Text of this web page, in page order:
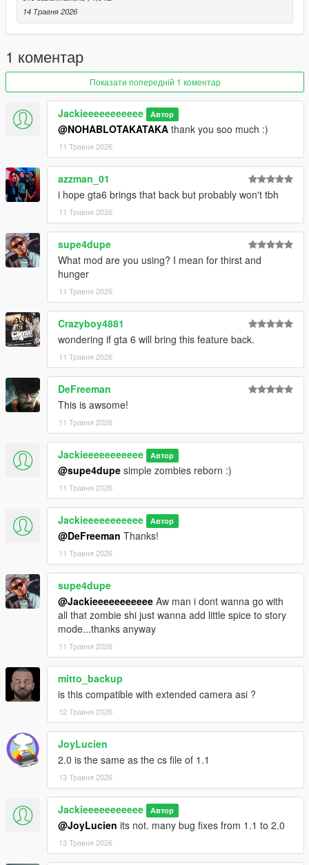
14 Травня 2026
1 коментар
Показати попередній 1 коментар
Jackieeeeeeeeeee Автор
@NOHABLOTAKATAKA thank you soo much :)
11 Травня 2026
azzman_01
i hope gta6 brings that back but probably won't tbh
11 Травня 2026
supe4dupe
What mod are you using? I mean for thirst and
hunger
11 Травня 2026
Crazyboy4881
wondering if gta 6 will bring this feature back.
11 Травня 2026
DeFreeman
This is awsome!
11 Травня 2026
Jackieeeeeeeeeee Автор
@supe4dupe simple zombies reborn :)
11 Травня 2026
Jackieeeeeeeeeee Автор
@DeFreeman Thanks!
11 Травня 2026
supe4dupe
@Jackieeeeeeeeeee Aw man i dont wanna go with
all that zombie shi just wanna add little spice to story
mode...thanks anyway
11 Травня 2026
mitto_backup
is this compatible with extended camera asi ?
12 Травня 2026
JoyLucien
2.0 is the same as the cs file of 1.1
13 Травня 2026
Jackieeeeeeeeeee Автор
@JoyLucien its not. many bug fixes from 1.1 to 2.0
13 Травня 2026